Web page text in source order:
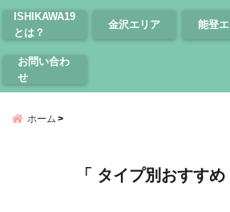
ISHIKAWA19
とは？
金沢エリア 能登
お問い合わ
せ
ホーム
「 タイプ別おすす